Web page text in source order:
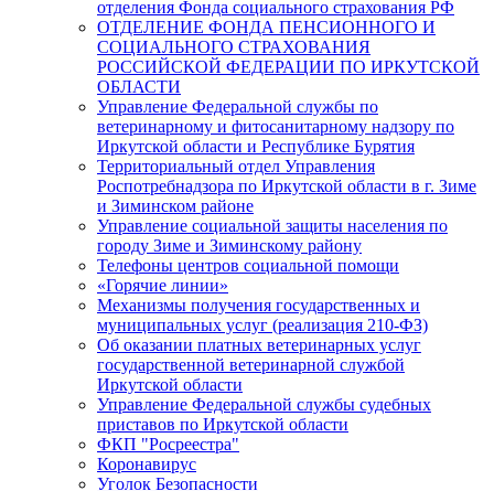
отделения Фонда социального страхования РФ
ОТДЕЛЕНИЕ ФОНДА ПЕНСИОННОГО И
СОЦИАЛЬНОГО СТРАХОВАНИЯ
РОССИЙСКОЙ ФЕДЕРАЦИИ ПО ИРКУТСКОЙ
ОБЛАСТИ
Управление Федеральной службы по
ветеринарному и фитосанитарному надзору по
Иркутской области и Республике Бурятия
Территориальный отдел Управления
Роспотребнадзора по Иркутской области в г. Зиме
и Зиминском районе
Управление социальной защиты населения по
городу Зиме и Зиминскому району
Телефоны центров социальной помощи
«Горячие линии»
Механизмы получения государственных и
муниципальных услуг (реализация 210-ФЗ)
Об оказании платных ветеринарных услуг
государственной ветеринарной службой
Иркутской области
Управление Федеральной службы судебных
приставов по Иркутской области
ФКП "Росреестра"
Коронавирус
Уголок Безопасности